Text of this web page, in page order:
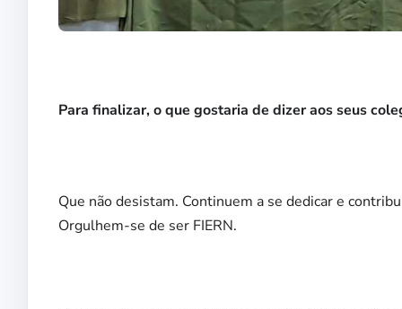
Para finalizar, o que gostaria de dizer aos seus
Que não desistam. Continuem a se dedicar e
Orgulhem-se de ser FIERN.